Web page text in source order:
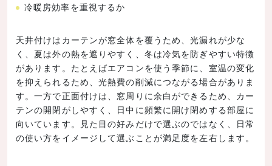
冷暖房効率を重視するか
天井付けはカーテンが窓全体を覆うため、光漏れが少な
く、夏は外の熱を遮りやすく、冬は冷気を防ぎやすい特徴
があります。たとえばエアコンを使う季節に、室温の変化
を抑えられるため、光熱費の削減につながる場合がありま
す。一方で正面付けは、窓周りに余白ができるため、カー
テンの開閉がしやすく、日中に頻繁に開け閉めする部屋に
向いています。見た目の好みだけで選ぶのではなく、日常
の使い方をイメージして選ぶことが満足度を左右します。